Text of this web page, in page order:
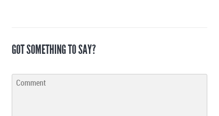
GOT SOMETHING TO SAY?